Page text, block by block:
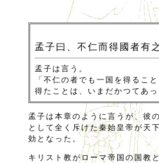
孟子曰、不仁而得國者有
孟子は言う。
「不仁の者でも一国を得るこ
得たことは、いまだかつてあっ
孟子は本章のように言うが、彼
として全く斥けた秦始皇帝が天
効となった。
キリスト教がローマ帝国の国教